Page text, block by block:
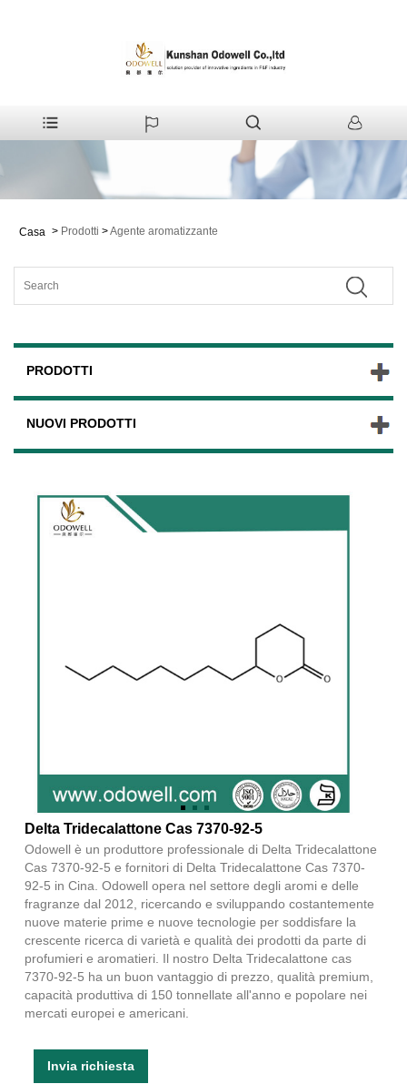
Casa > Prodotti >Agente aromatizzante
PRODOTTI
NUOVI PRODOTTI
Delta Tridecalattone Cas 7370-92-5
Odowell è un produttore professionale di Delta Tridecalattone
Cas 7370-92-5 e fornitori di Delta Tridecalattone Cas 7370-
92-5 in Cina. Odowell opera nel settore degli aromi e delle
fragranze dal 2012, ricercando e sviluppando costantemente
nuove materie prime e nuove tecnologie per soddisfare la
crescente ricerca di varietà e qualità dei prodotti da parte di
profumieri e aromatieri. Il nostro Delta Tridecalattone cas
7370-92-5 ha un buon vantaggio di prezzo, qualità premium,
capacità produttiva di 150 tonnellate all'anno e popolare nei
mercati europei e americani.
Invia richiesta